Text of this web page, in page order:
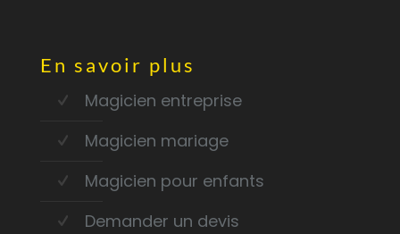
En savoir plus
Magicien entreprise
Magicien mariage
Magicien pour enfants
Demander un devis